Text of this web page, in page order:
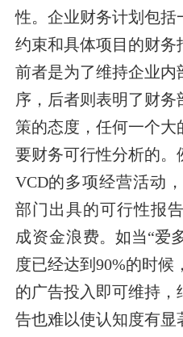
性。企业财务计划包括
约束和具体项目的财务
前者是为了维持企业内
序，后者则表明了财务
策的态度，任何一个大
要财务可行性分析的。
VCD的多项经营活动
部门出具的可行性报
成资金浪费。如当“爱
度已经达到90%的时候
的广告投入即可维持，
告也难以使认知度有显